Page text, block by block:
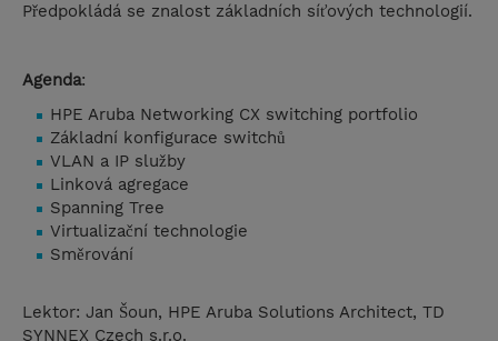
Předpokládá se znalost základních síťových technologií.
Agenda:
HPE Aruba Networking CX switching portfolio
Základní konfigurace switchů
VLAN a IP služby
Linková agregace
Spanning Tree
Virtualizační technologie
Směrování
Lektor: Jan Šoun, HPE Aruba Solutions Architect, TD
SYNNEX Czech s.r.o.